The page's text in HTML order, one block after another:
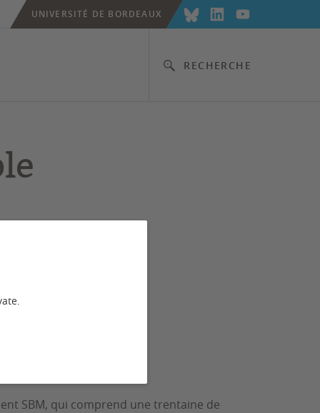
RECHERCHE
UNIVERSITÉ DE BORDEAUX
SBM, qui comprend une trentaine de